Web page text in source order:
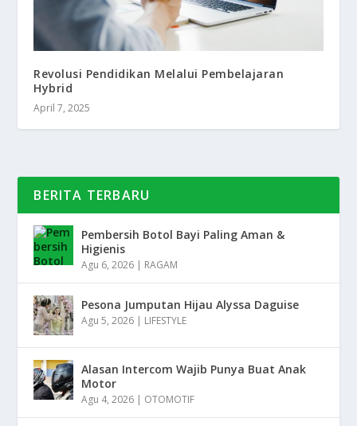
Revolusi Pendidikan Melalui Pembelajaran
Hybrid
April 7, 2025
BERITA TERBARU
Pembersih Botol Bayi Paling Aman &
Higienis
Agu 6, 2026 | RAGAM
Pesona Jumputan Hijau Alyssa Daguise
Agu 5, 2026 | LIFESTYLE
Alasan Intercom Wajib Punya Buat Anak
Motor
Agu 4, 2026 | OTOMOTIF